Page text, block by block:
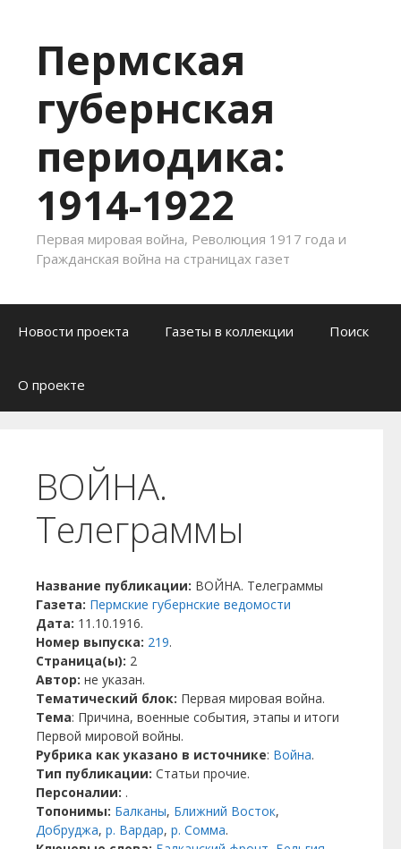
Пермская
губернская
периодика:
1914-1922
Первая мировая война, Революция 1917 года и
Гражданская война на страницах газет
Новости проекта
Газеты в коллекции Поиск
О проекте
ВОЙНА.
Телеграммы
Название публикации: ВОЙНА. Телеграммы
Газета: Пермские губернские ведомости
Дата: 11.10.1916.
Номер выпуска: 219.
Страница(ы): 2
Автор: не указан.
Тематический блок: Первая мировая война.
Тема: Причина, военные события, этапы и итоги
Первой мировой войны.
Рубрика как указано в источнике: Война.
Тип публикации: Статьи прочие.
Персоналии: .
Топонимы: Балканы, Ближний Восток,
Добруджа, р. Вардар, р. Сомма.